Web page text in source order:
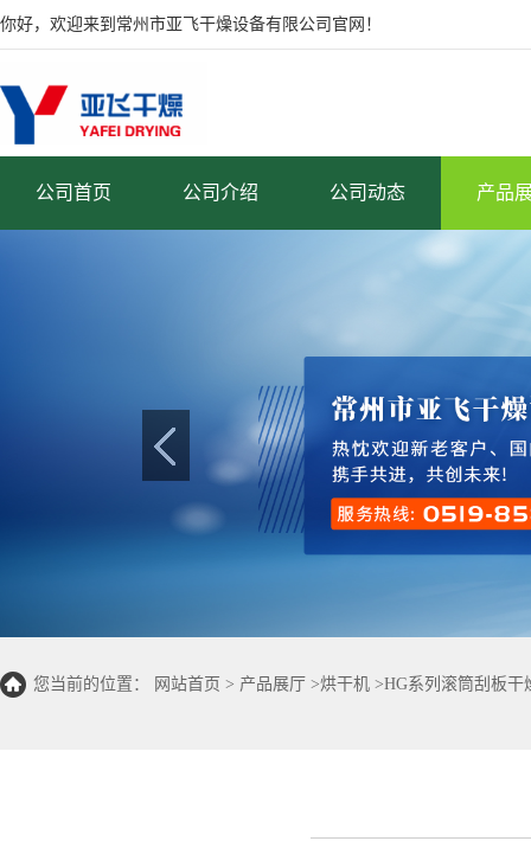
你好，欢迎来到常州市亚飞干燥设备有限公司官网！
公司首页 公司介绍 公司动态 产品
您当前的位置： 网站首页 > 产品展厅 >烘干机 >HG系列滚筒刮板干